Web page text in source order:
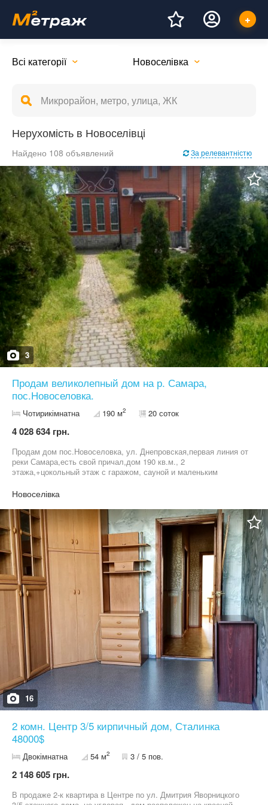
Всі категорії Новоселівка
Нерухомість в Новоселівці
Найдено 108 объявлений За релевантністю
3
Продам великолепный дом на р. Самара,
пос.Новоселовка.
Чотирикімнатна 190 м2 20 соток
4 028 634 грн.
Продам дом пос.Новоселовка, ул. Днепровская,первая линия от
реки Самара,есть свой причал,дом 190 кв.м., 2
этажа,+цокольный этаж с гаражом, сауной и маленьким
студия, 2-х. контурный котел, все коммуникации в доме, 2 с/у.,
техника и мебель.Участок 20 соток, приватизирован, огражден
капитальным забором, есть навес для авто, много пихтовых
деревьев и других редких насаждений. Рядом приличные
соседи, к дому проложен асфальт.
Новоселівка
16
2 комн. Центр 3/5 кирпичный дом, Сталинка
48000$
Двокімнатна 54 м2 3 / 5 пов.
2 148 605 грн.
В продаже 2-к квартира в Центре по ул. Дмитрия Яворницкого